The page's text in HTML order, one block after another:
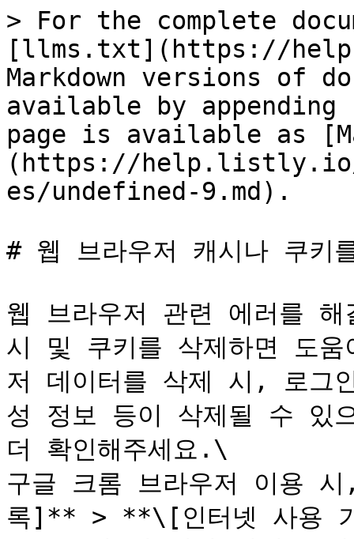
> For the complete
[llms.txt](https://
Markdown versions of
available by
page is available as
(https://help.listly.io/
es/undefined-9.md).
# 웹 브라우저 캐시나 쿠키
웹 브라우저 관련 에러를
시 및 쿠키를 삭제하면 도
저 데이터를 삭제 시, 로그
성 정보 등이 삭제될 수 있
더 확인해주세요.\
구글 크롬 브라우저 이용
록]** > **\[인터넷 사용 기